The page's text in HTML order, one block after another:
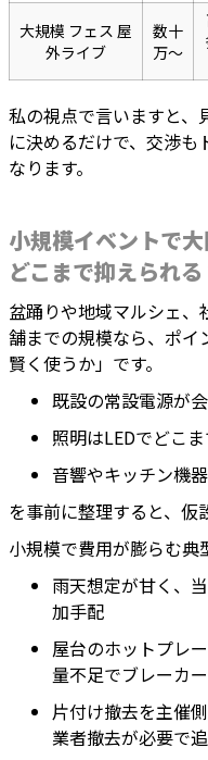
大規模 フェス 屋
外ライブ
数十
万〜
私の視点で言いますと、
に決めるだけで、交渉も
なります。
小規模イベントで
どこまで抑えられる
盆踊りや地域マルシェ、
舗までの規模なら、ポイ
賢く使うか」です。
既設の常設電源が
照明はLEDでどこ
音響やキッチン機
を事前に整理すると、仮
小規模で費用が膨らむ典
雨天想定が甘く、
加手配
屋台のホットプレ
量不足でブレーカ
片付け撤去を主催
業者撤去が必要で